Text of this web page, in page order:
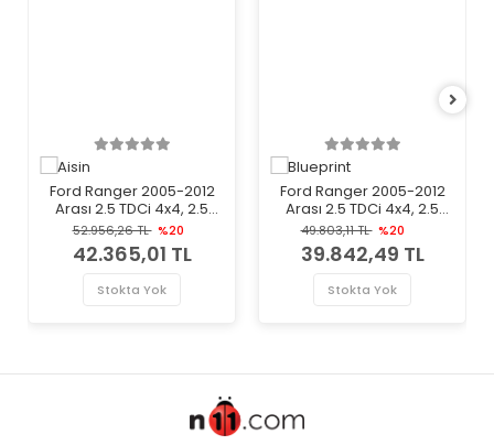
Ford Ranger 2005-2012
Arası 2.5 TDCi 4x4, 2.5
TDdi, 3.0 TDCi 4x4 Aisin
Marka Volan
52.956,26 TL %20
42.365,01 TL
Stokta Yok
Ford Ranger 2005-2012
Arası 2.5 TDCi 4x4, 2.5
TDdi Blueprint Marka
Volan
49.803,11 TL %20
39.842,49 TL
Stokta Yok